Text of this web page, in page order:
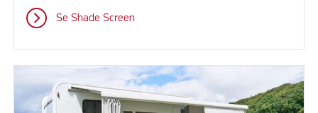
Se Shade Screen